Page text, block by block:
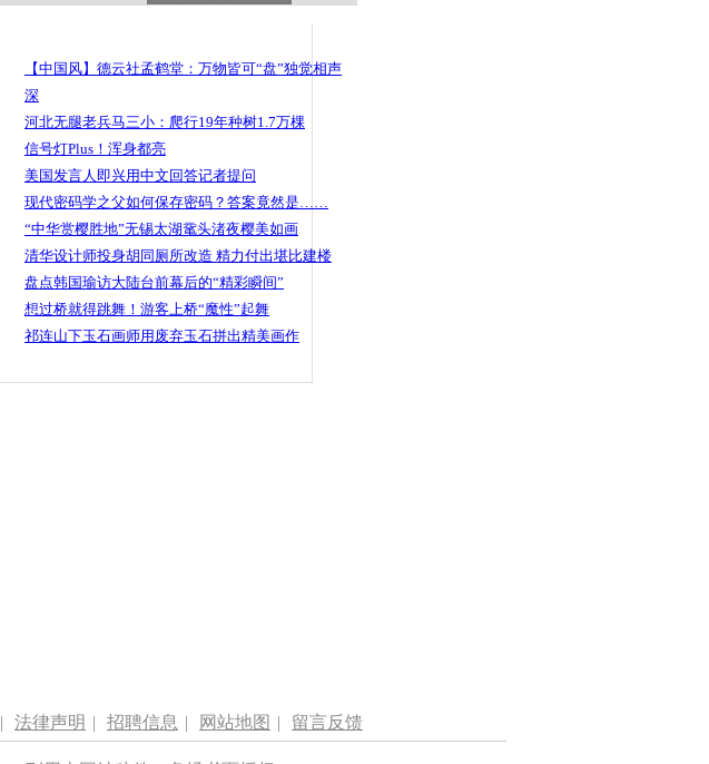
【中国风】德云社孟鹤堂：万物皆可“盘”独觉相声
深
河北无腿老兵马三小：爬行19年种树1.7万棵
信号灯Plus！浑身都亮
美国发言人即兴用中文回答记者提问
现代密码学之父如何保存密码？答案竟然是……
“中华赏樱胜地”无锡太湖鼋头渚夜樱美如画
清华设计师投身胡同厕所改造 精力付出堪比建楼
盘点韩国瑜访大陆台前幕后的“精彩瞬间”
想过桥就得跳舞！游客上桥“魔性”起舞
祁连山下玉石画师用废弃玉石拼出精美画作
| 法律声明 | 招聘信息 | 网站地图 | 留言反馈